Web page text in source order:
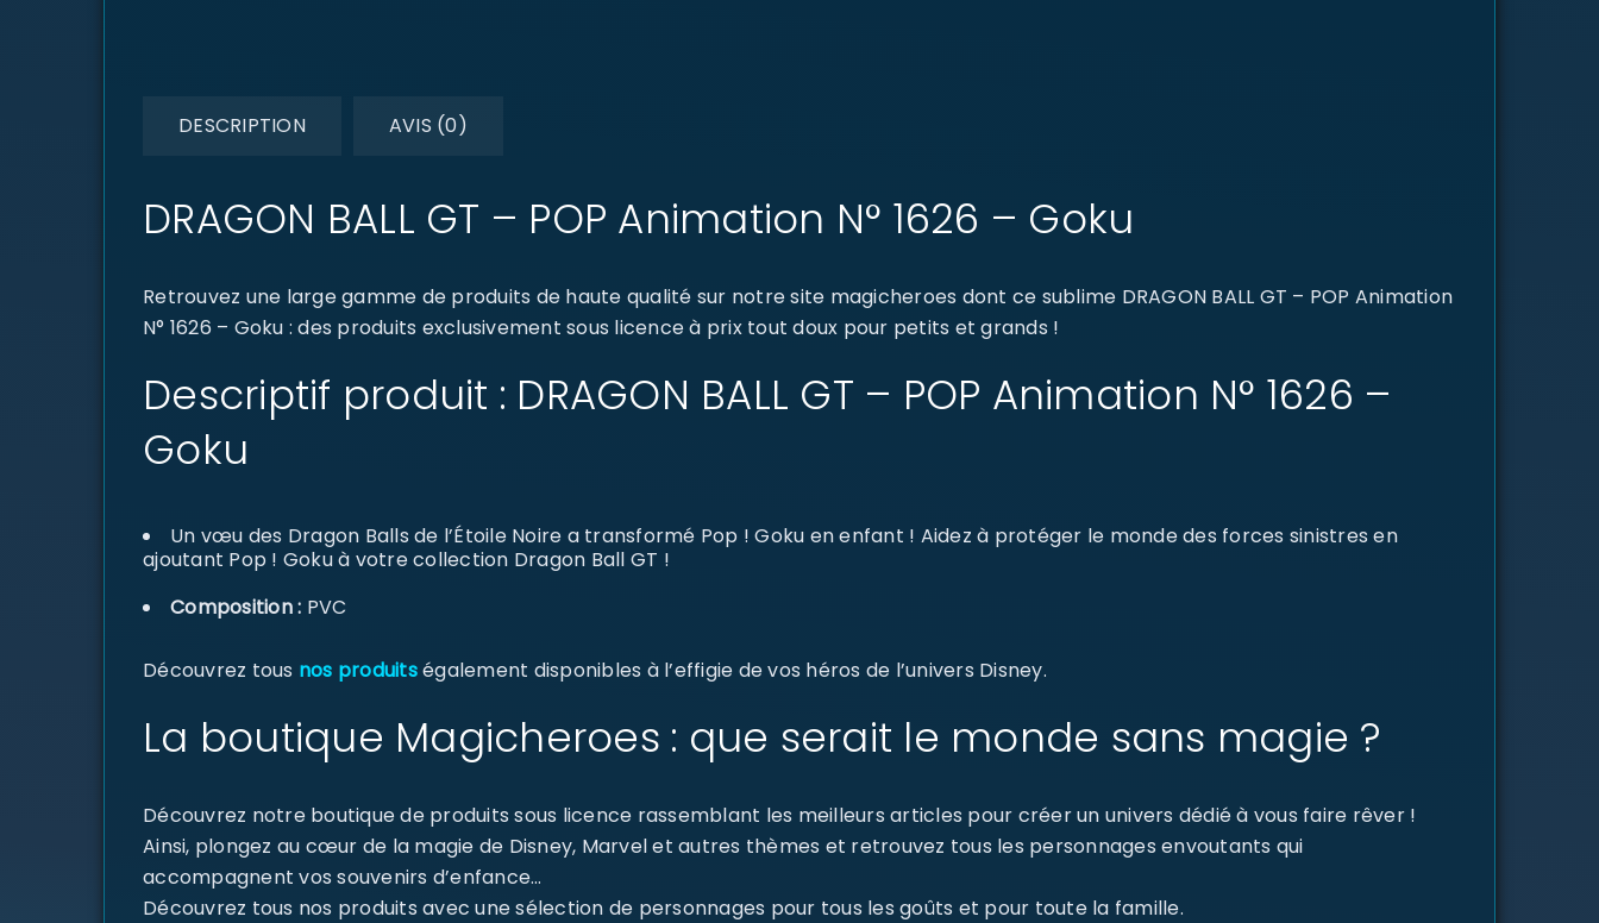
DESCRIPTION AVIS (0)
DRAGON BALL GT – POP Animation N° 1626 – Goku
Retrouvez une large gamme de produits de haute qualité sur notre site magicheroes dont ce sublime DRAGON BALL GT – POP Animation
N° 1626 – Goku : des produits exclusivement sous licence à prix tout doux pour petits et grands !
Descriptif produit : DRAGON BALL GT – POP Animation N° 1626 –
Goku
Un vœu des Dragon Balls de l’Étoile Noire a transformé Pop ! Goku en enfant ! Aidez à protéger le monde des forces sinistres en
ajoutant Pop ! Goku à votre collection Dragon Ball GT !
Composition : PVC
Découvrez tous nos produitségalement disponibles à l’effigie de vos héros de l’univers Disney.
La boutique Magicheroes : que serait le monde sans magie ?
Découvrez notre boutique de produits sous licence rassemblant les meilleurs articles pour créer un univers dédié à vous faire rêver !
Ainsi, plongez au cœur de la magie de Disney, Marvel et autres thèmes et retrouvez tous les personnages envoutants qui
accompagnent vos souvenirs d’enfance…
Découvrez tous nos produits avec une sélection de personnages pour tous les goûts et pour toute la famille.